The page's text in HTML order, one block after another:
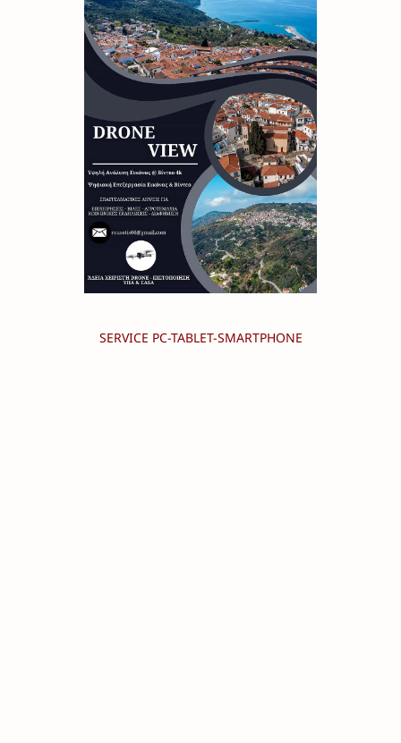
SERVICE PC-TABLET-SMARTPHONE